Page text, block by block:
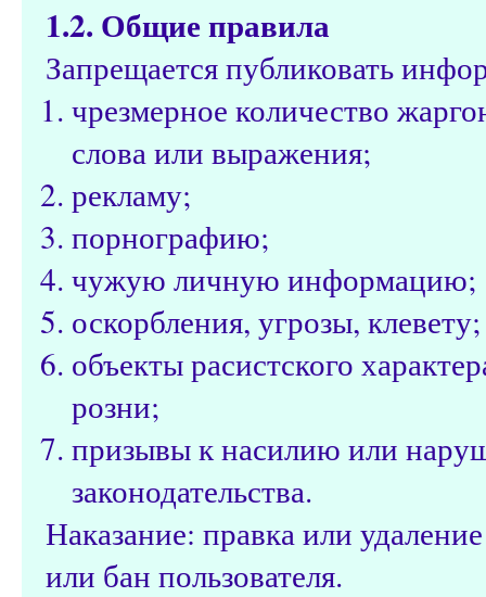
1.2. Общие правила
Запрещается публиковать
чрезмерное количество
слова или выражения;
рекламу;
порнографию;
чужую личную информацию;
оскорбления, угрозы, клевету;
объекты расистского
розни;
призывы к насилию или
законодательства.
Наказание: правка или
или бан пользователя.